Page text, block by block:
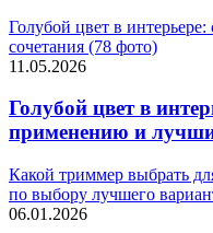
Голубой цвет в
сочетания (78 фото)
11.05.2026
Голубой цвет в
применению и
Какой триммер выбрать
по выбору лучшего
06.01.2026